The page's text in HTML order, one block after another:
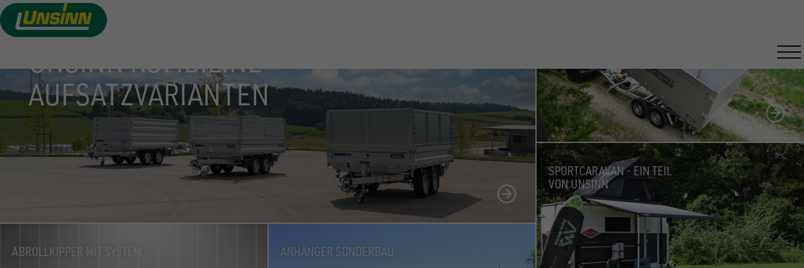
Direkt
zum
InhaltUNSINN KOMBILINE
AUFSATZVARIANTEN
ABROLLKIPPER MIT SYSTEM ANHÄNGER SONDERBAU
SPORTCARAVAN - EIN TEIL
VON UNSINN